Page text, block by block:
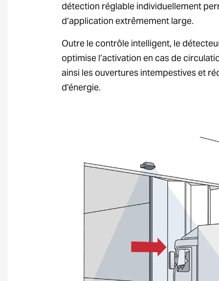
détection réglable individuellement
d’application extrêmement large.
Outre le contrôle intelligent, le
optimise l’activation en cas de
ainsi les ouvertures intempestives et
d’énergie.